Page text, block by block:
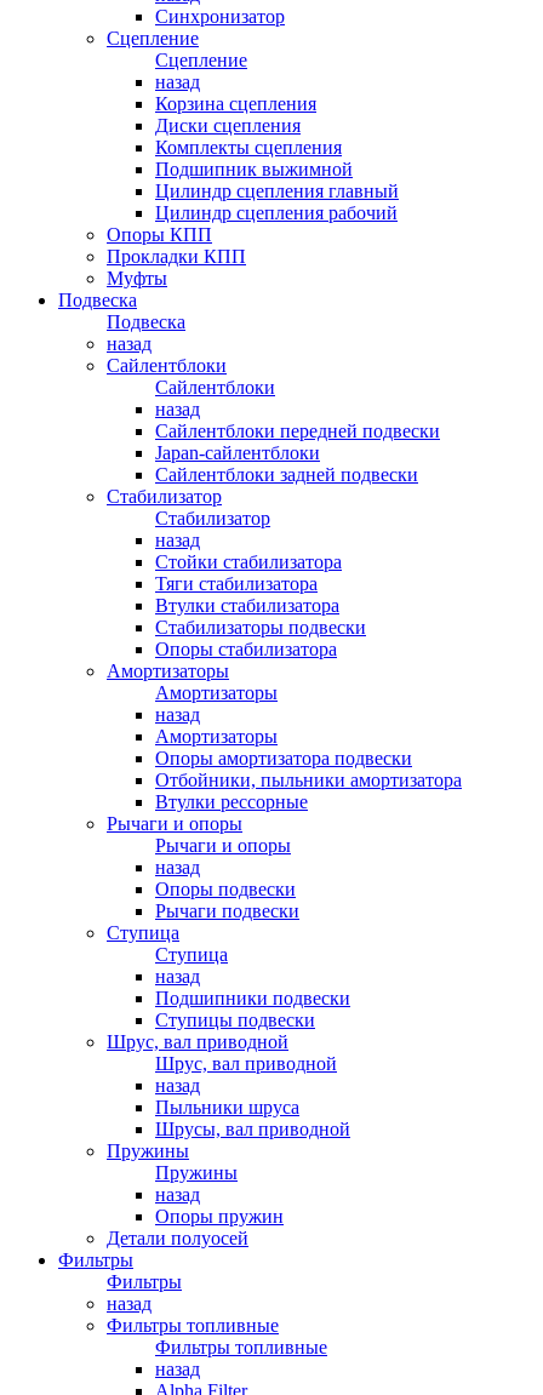
Синхронизатор
Сцепление
Сцепление
назад
Корзина сцепления
Диски сцепления
Комплекты сцепления
Подшипник выжимной
Цилиндр сцепления главный
Цилиндр сцепления рабочий
Опоры КПП
Прокладки КПП
Муфты
Подвеска
Подвеска
назад
Сайлентблоки
Сайлентблоки
назад
Сайлентблоки передней подвески
Japan-сайлентблоки
Сайлентблоки задней подвески
Стабилизатор
Стабилизатор
назад
Стойки стабилизатора
Тяги стабилизатора
Втулки стабилизатора
Стабилизаторы подвески
Опоры стабилизатора
Амортизаторы
Амортизаторы
назад
Амортизаторы
Опоры амортизатора подвески
Отбойники, пыльники амортизатора
Втулки рессорные
Рычаги и опоры
Рычаги и опоры
назад
Опоры подвески
Рычаги подвески
Ступица
Ступица
назад
Подшипники подвески
Ступицы подвески
Шрус, вал приводной
Шрус, вал приводной
назад
Пыльники шруса
Шрусы, вал приводной
Пружины
Пружины
назад
Опоры пружин
Детали полуосей
Фильтры
Фильтры
назад
Фильтры топливные
Фильтры топливные
назад
Alpha Filter